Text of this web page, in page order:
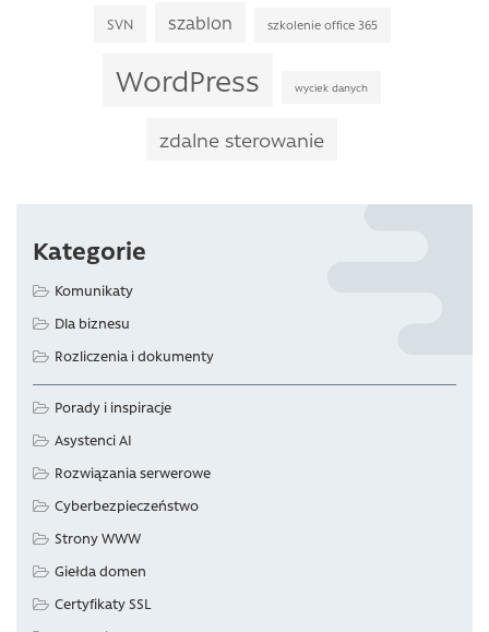
SVN szablon szkolenie office 365
WordPress wyciek danych
zdalne sterowanie
Kategorie
Komunikaty
Dla biznesu
Rozliczenia i dokumenty
Porady i inspiracje
Asystenci AI
Rozwiązania serwerowe
Cyberbezpieczeństwo
Strony WWW
Giełda domen
Certyfikaty SSL